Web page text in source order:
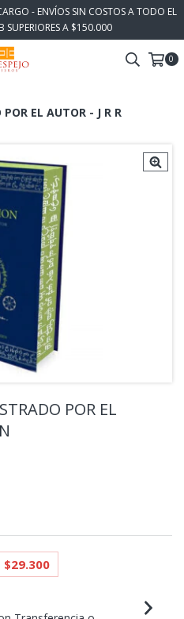
- ENVÍOS SIN COSTOS A TODO EL
SUPERIORES A $150.000
0
EL AUTOR - J R R
POR EL
$29.300